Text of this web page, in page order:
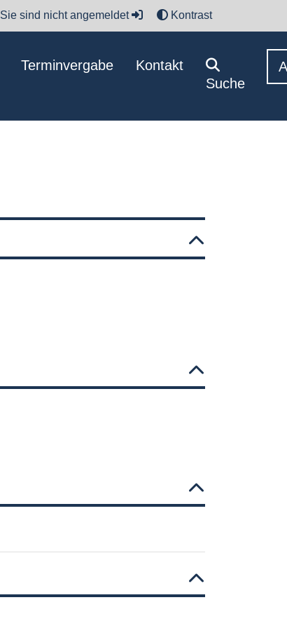
Sie sind nicht angemeldet Kontrast
Terminvergabe
Kontakt
Suche